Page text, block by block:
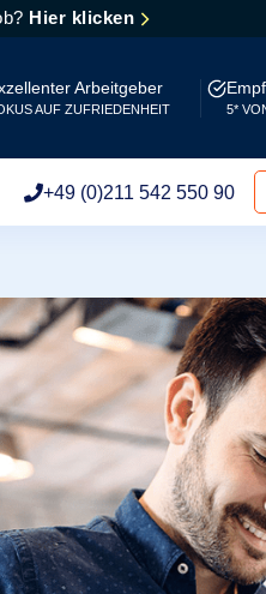
Hier klicken
Arbeitgeber
AUF ZUFRIEDENHEIT 5*
+49 (0)211 542 550 90